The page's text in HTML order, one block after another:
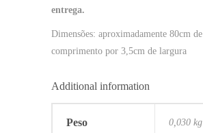
entrega.
Dimensões: aproximadamente 80cm de
comprimento por 3,5cm de largura
Additional information
Peso 0,030 kg